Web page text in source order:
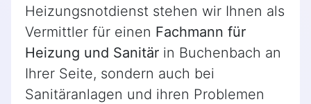
Heizungsnotdienst stehen wir Ihnen als
Vermittler für einen Fachmann für
Heizung und Sanitär in Buchenbach an
Ihrer Seite, sondern auch bei
Sanitäranlagen und ihren Problemen